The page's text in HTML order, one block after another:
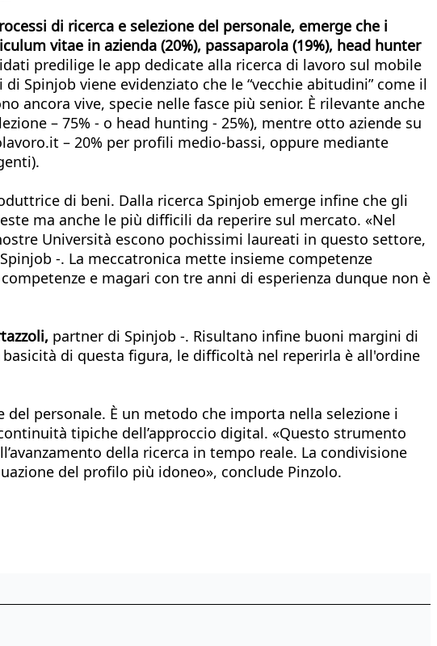
di ricerca e selezione del personale, emerge che i
vitae in azienda (20%), passaparola (19%), head hunter
predilige le app dedicate alla ricerca di lavoro sul mobile
Spinjob viene evidenziato che le “vecchie abitudini” come il
ancora vive, specie nelle fasce più senior. È rilevante anche
– 75% - o head hunting - 25%), mentre otto aziende su
– 20% per profili medio-bassi, oppure mediante
di beni. Dalla ricerca Spinjob emerge infine che gli
ma anche le più difficili da reperire sul mercato. «Nel
Università escono pochissimi laureati in questo settore,
-. La meccatronica mette insieme competenze
e magari con tre anni di esperienza dunque non è
partner di Spinjob -. Risultano infine buoni margini di
di questa figura, le difficoltà nel reperirla è all'ordine
personale. È un metodo che importa nella selezione i
tipiche dell’approccio digital. «Questo strumento
della ricerca in tempo reale. La condivisione
del profilo più idoneo», conclude Pinzolo.